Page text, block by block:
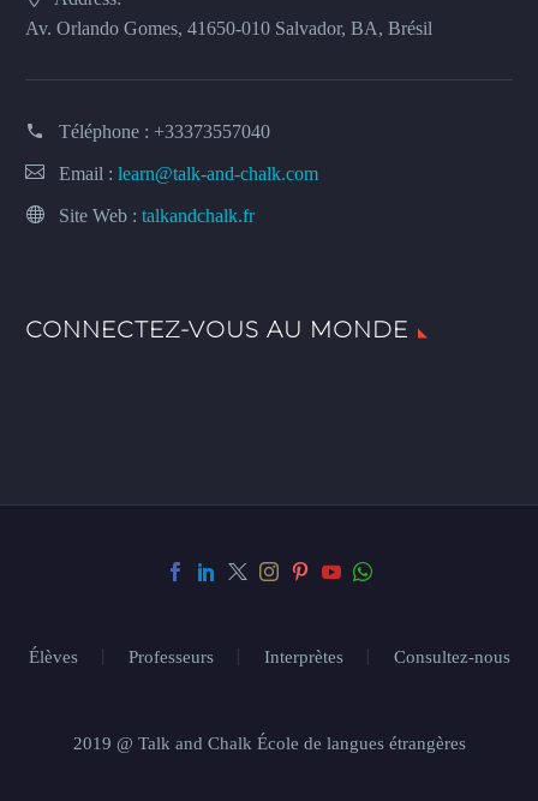
Av. Orlando Gomes, 41650-010 Salvador, BA, Brésil
Téléphone : +33373557040
Email : learn@talk-and-chalk.com
Site Web : talkandchalk.fr
CONNECTEZ-VOUS AU MONDE
Élèves Professeurs Interprètes Consultez-nous
2019 @ Talk and Chalk École de langues étrangères